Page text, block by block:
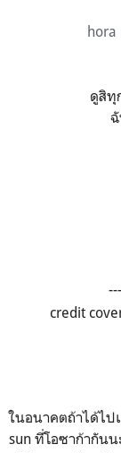
hora
ดูสิทุ
credit
ในอนาคตถ้าได้ไป
sun ที่โอซาก้ากัน